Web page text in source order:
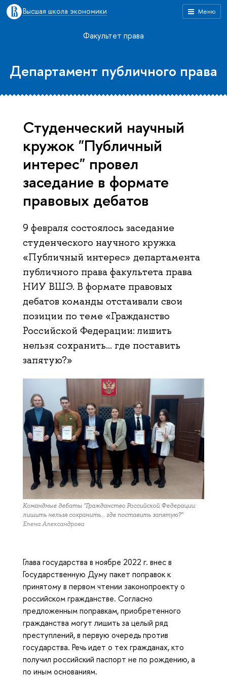
Меню
Высшая школа экономики
Факультет права
Департамент публичного права
Студенческий научный
кружок "Публичный
интерес" провел
заседание в формате
правовых дебатов
9 февраля состоялось заседание
студенческого научного кружка
«Публичный интерес» департамента
публичного права факультета права
НИУ ВШЭ. В формате правовых
дебатов команды отстаивали свои
позиции по теме «Гражданство
Российской Федерации: лишить
нельзя сохранить… где поставить
запятую?»
Командные дебаты "Гражданство Российской Федерации:
лишить нельзя сохранить… где поставить запятую?"
Елена Александрова
Глава государства в ноябре 2022 г. внес в
Государственную Думу пакет поправок к
принятому в первом чтении законопроекту о
российском гражданстве. Согласно
предложенным поправкам, приобретенного
гражданства могут лишить за целый ряд
преступлений, в первую очередь против
государства. Речь идет о тех гражданах, кто
получил российский паспорт не по рождению, а
по иным основаниям.